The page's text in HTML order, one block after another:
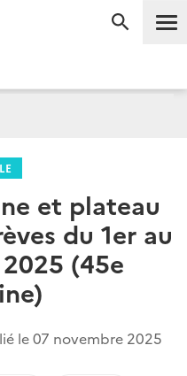
et plateau
du 1er au
(45e
le07 novembre 2025